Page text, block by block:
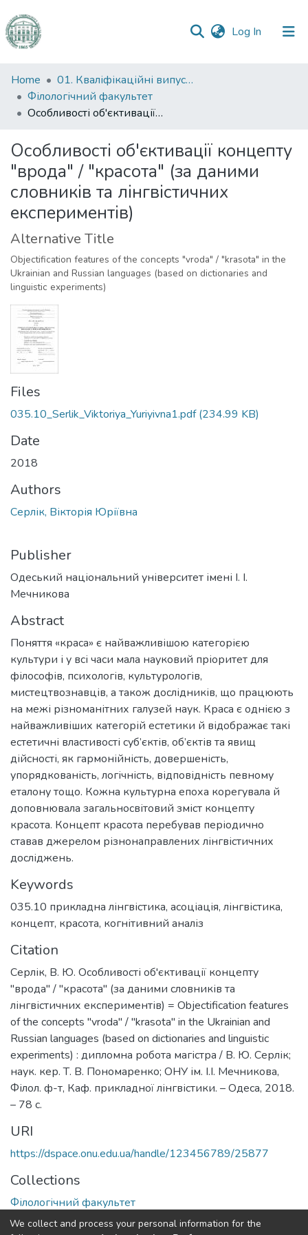
Log In (current)
Communities
&
Collections
Statistics
Home
01. Кваліфікаційні випускні роботи здобувачів вищої освіти
Філологічний факультет
Особливості об'єктивації концепту "врода" / "красота" (за даними словників та лінгвістичних експериментів)
Особливості об'єктивації концепту
"врода" / "красота" (за даними
словників та лінгвістичних
експериментів)
Alternative Title
Objectification features of the concepts "vroda" / "krasota" in the
Ukrainian and Russian languages (based on dictionaries and
linguistic experiments)
Files
035.10_Serlik_Viktoriya_Yuriyivna1.pdf(234.99 KB)
Date
2018
Authors
Серлік, Вікторія Юріївна
Publisher
Одеський національний університет імені І. І.
Мечникова
Abstract
Поняття «краса» є найважливішою категорією
культури і у всі часи мала науковий пріоритет для
філософів, психологів, культурологів,
мистецтвознавців, а також дослідників, що працюють
на межі різноманітних галузей наук. Краса є однією з
найважливіших категорій естетики й відображає такі
естетичні властивості суб’єктів, об’єктів та явищ
дійсності, як гармонійність, довершеність,
упорядкованість, логічність, відповідність певному
еталону тощо. Кожна культурна епоха корегувала й
доповнювала загальносвітовий зміст концепту
красота. Концепт красота перебував періодично
ставав джерелом різнонаправлених лінгвістичних
досліджень.
Keywords
035.10 прикладна лінгвістика, асоціація, лінгвістика,
концепт, красота, когнітивний аналіз
Citation
Серлік, В. Ю. Особливості об'єктивації концепту
"врода" / "красота" (за даними словників та
лінгвістичних експериментів) = Objectification features
of the concepts "vroda" / "krasota" in the Ukrainian and
Russian languages (based on dictionaries and linguistic
experiments) : дипломна робота магістра / В. Ю. Серлік;
наук. кер. Т. В. Пономаренко; ОНУ ім. І.І. Мечникова,
Філол. ф-т, Каф. прикладної лінгвістики. – Одеса, 2018.
– 78 с.
URI
https://dspace.onu.edu.ua/handle/123456789/25877
Collections
Філологічний факультет
We collect and process your personal information for the